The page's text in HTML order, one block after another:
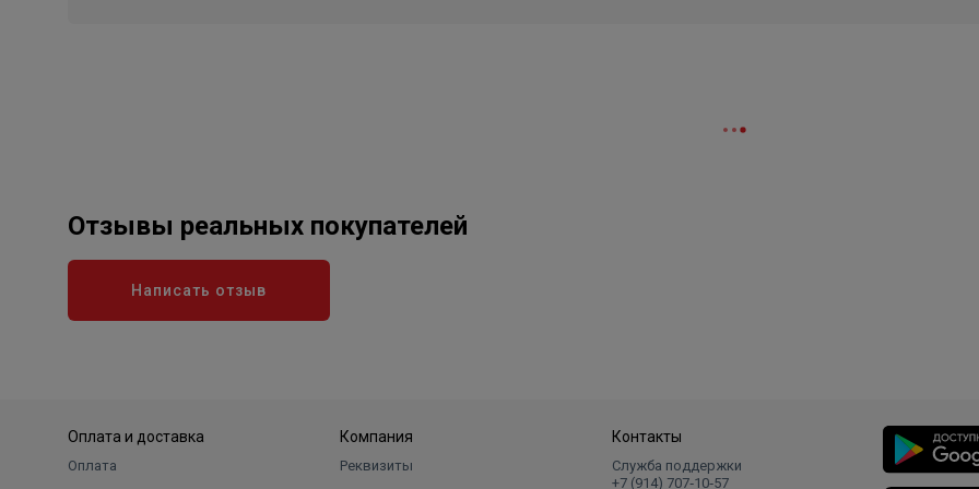
Отзывы реальных покупателей
Написать отзыв
Оплата и доставка
Оплата
Компания
Реквизиты
Контакты
Служба поддержки
+7 (914) 707‑10‑57